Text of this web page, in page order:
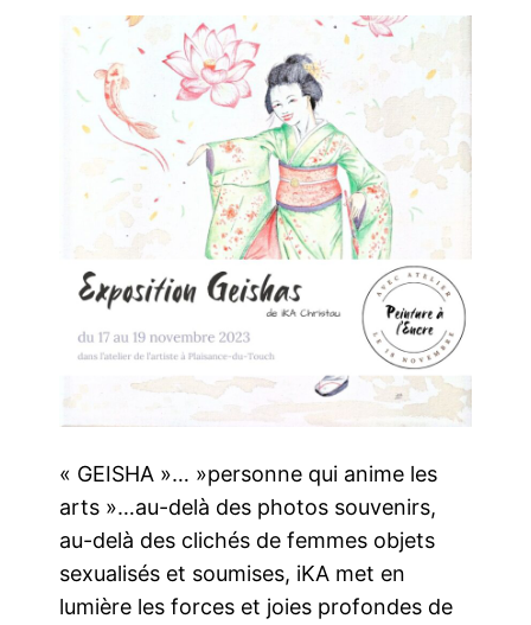
« GEISHA »… »personne qui anime les
arts »…au-delà des photos souvenirs,
au-delà des clichés de femmes objets
sexualisés et soumises, iKA met en
lumière les forces et joies profondes de